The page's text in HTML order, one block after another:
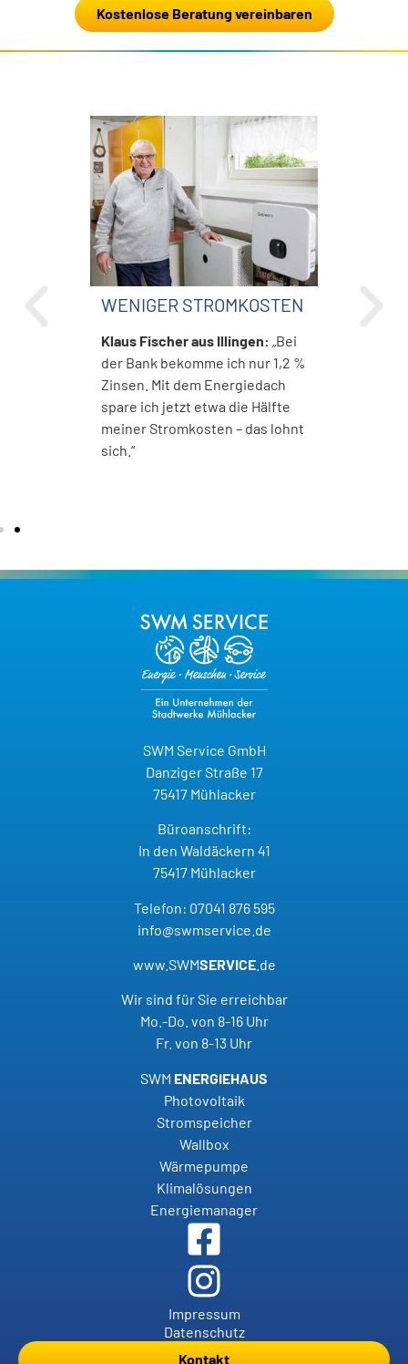
Kostenlose Beratung vereinbaren
WENIGER STROMKOSTEN
Klaus Fischer aus Illingen: „Bei
der Bank bekomme ich nur 1,2 %
Zinsen. Mit dem Energiedach
spare ich jetzt etwa die Hälfte
meiner Stromkosten – das lohnt
sich.“
SWM Service GmbH
Danziger Straße 17
75417 Mühlacker
Büroanschrift:
In den Waldäckern 41
75417 Mühlacker
Telefon: 07041 876 595
info@swmservice.de
www.SWMSERVICE.de
Wir sind für Sie erreichbar
Mo.-Do. von 8-16 Uhr
Fr. von 8-13 Uhr
SWM ENERGIEHAUS
Photovoltaik
Stromspeicher
Wallbox
Wärmepumpe
Klimalösungen
Energiemanager
Kontakt
Impressum
Datenschutz